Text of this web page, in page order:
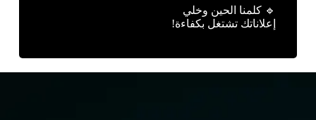
🔹 كلمنا الحين وخلي
إعلاناتك تشتغل بكفاءة!